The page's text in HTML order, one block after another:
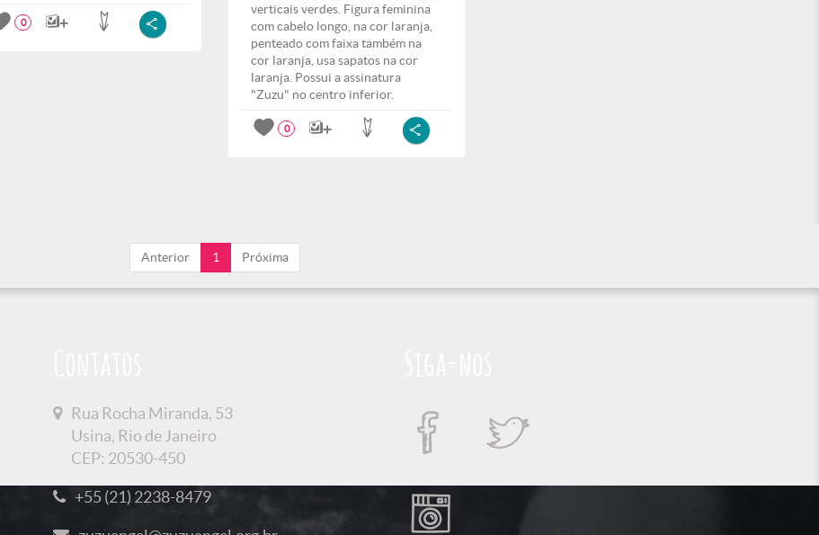
0
verticais verdes. Figura feminina
com cabelo longo, na cor laranja,
penteado com faixa também na
cor laranja, usa sapatos na cor
laranja. Possui a assinatura
"Zuzu" no centro inferior.
0
Anterior 1 Próxima
Rua Rocha Miranda, 53
Usina, Rio de Janeiro
CEP: 20530-450
+55 (21) 2238-8479